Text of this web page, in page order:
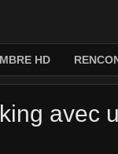
HD
avec